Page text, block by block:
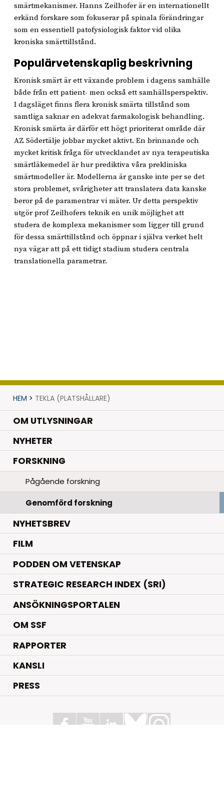
smärtmekanismer. Hanns Zeilhofer är en internationellt
erkänd forskare som fokuserar på spinala förändringar
som en essentiell patofysiologisk faktor vid olika
kroniska smärttillstånd.
Populärvetenskaplig beskrivning
Kronisk smärt är ett växande problem i dagens samhälle
både från ett patient- men också ett samhällsperspektiv.
I dagsläget finns flera kronisk smärta tillstånd som
samtliga saknar en adekvat farmakologisk behandling.
Kronisk smärta är därför ett högt prioriterat område där
AZ Södertälje jobbar mycket aktivt. En brinnande och
mycket kritisk fråga för utvecklandet av nya terapeutiska
smärtläkemedel är hur prediktiva våra prekliniska
smärtmodeller är. Modellerna är ganske inte per se det
stora problemet, svårigheter att translatera data kanske
beror på de paramentrar vi mäter. Ur detta perspektiv
utgör prof Zeilhofers teknik en unik möjlighet att
studera de komplexa mekanismer som ligger till grund
för dessa smärttillstånd och öppnar i själva verket helt
nya vägar att på ett tidigt stadium studera centrala
translationella parametrar.
HEM > TEKLA (PLATSHÅLLARE)
OM UTLYSNINGAR
NYHETER.
FORSKNING.
Pågående forskning
Genomförd forskning
NYHETSBREV
FILM
PODDEN OM VETENSKAP
STRATEGIC RESEARCH INDEX (SRI)
ANSÖKNINGSPORTALEN
OM SSF
RAPPORTER
KANSLI
PRESS